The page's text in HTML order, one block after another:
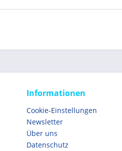
Informationen
Cookie-Einstellungen
Newsletter
Über uns
Datenschutz